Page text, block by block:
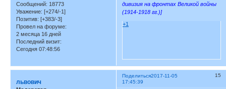
Сообщений: 18773
Уважение: [+274/-1]
Позитив: [+383/-3]
Провел на форуме:
2 месяца 16 дней
Последний визит:
Сегодня 07:48:56
дивизия на фронтах Великой войны
(1914-1918 гг.)]
+1
Поделиться 15
2017-11-05
17:45:39
львович